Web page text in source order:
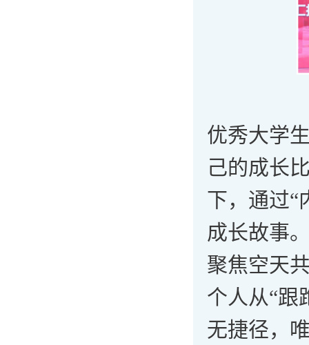
优秀大学
己的成长
下，通过“
成长故事
聚焦空天
个人从“跟
无捷径，